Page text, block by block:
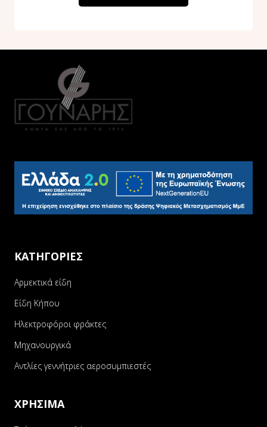
ΚΑΤΗΓΟΡΙΕΣ
Αρμεκτικά είδη
Είδη Κήπου
Ηλεκτροφόροι φράκτες
Μηχανουργικά
Αντλίες γεννήτριες αεροσυμπιεστές
ΧΡΗΣΙΜΑ